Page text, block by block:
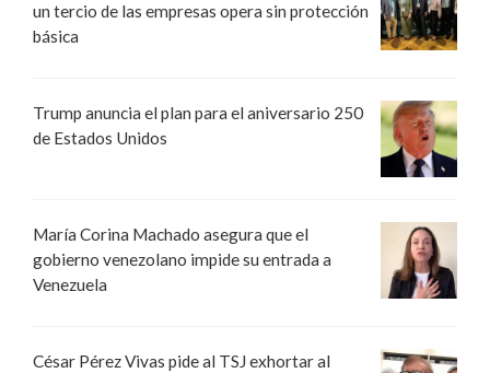
un tercio de las empresas opera sin protección
básica
Trump anuncia el plan para el aniversario 250
de Estados Unidos
María Corina Machado asegura que el
gobierno venezolano impide su entrada a
Venezuela
César Pérez Vivas pide al TSJ exhortar al